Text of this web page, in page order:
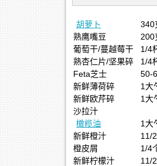
胡萝卜
340
熟鹰嘴豆
200
葡萄干/蔓越莓干
1/4
熟杏仁片/坚果碎
1/4
Feta芝士
50-
新鲜薄荷碎
1大
新鲜欧芹碎
1大
沙拉汁
橄榄油
1大
新鲜橙汁
11/
橙皮屑
1/4
新鲜柠檬汁
11/